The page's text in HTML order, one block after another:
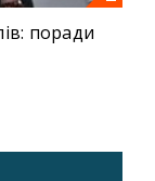
поради